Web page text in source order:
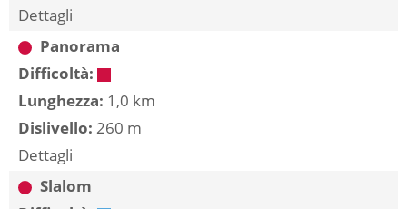
Dettagli
Panorama
Difficoltà:
Lunghezza: 1,0 km
Dislivello: 260 m
Dettagli
Slalom